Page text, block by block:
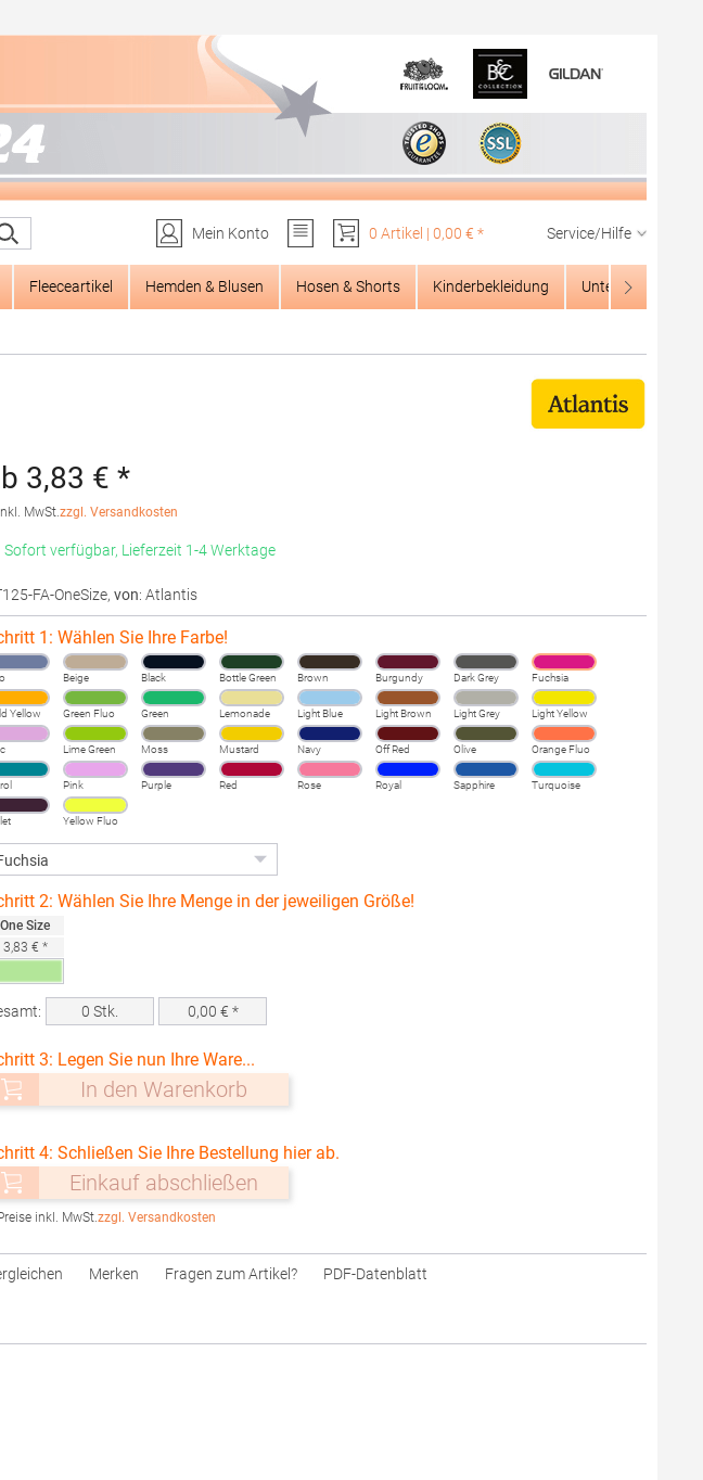
Mein Konto
0 Artikel | 0,00 € * Service/Hilfe
Fleeceartikel Hemden & Blusen Hosen & Shorts Kinderbekleidung Unterwäsche
3,83 € *
MwSt.zzgl. Versandkosten
Sofort verfügbar, Lieferzeit 1-4 Werktage
FA-OneSize, von: Atlantis
1: Wählen Sie Ihre Farbe!
Beige Black Bottle Green Brown Burgundy Dark Grey Fuchsia
Yellow Green Fluo Green Lemonade Light Blue Light Brown Light Grey Light Yellow
Lime Green Moss Mustard Navy Off Red Olive Orange Fluo
Pink Purple Red Rose Royal Sapphire Turquoise
Yellow Fluo
2: Wählen Sie Ihre Menge in der jeweiligen Größe!
One Size
3,83 € *
0 Stk. 0,00 € *
3: Legen Sie nun Ihre Ware...
In den Warenkorb
4: Schließen Sie Ihre Bestellung hier ab.
Einkauf abschließen
inkl. MwSt.zzgl. Versandkosten
Merken Fragen zum Artikel? PDF-Datenblatt